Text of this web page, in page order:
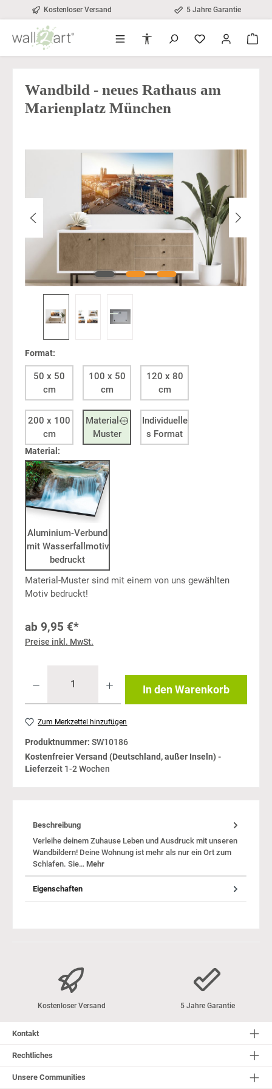
springenKostenloser Versand 5 Jahre Garantie
Werkzeugleiste anzeigen
Wandbild - neues Rathaus am
Marienplatz München
Bildergalerie überspringen
ab 9,95 €*
Preise inkl. MwSt.
Format:
50 x 50
cm
100 x 50
cm
120 x 80
cm
200 x 100
cm
Material---
Muster
Individuelle
s Format
Material:
Aluminium-Verbund
mit Wasserfallmotiv
bedruckt
Material-Muster sind mit einem von uns gewählten
Motiv bedruckt!
In den Warenkorb
Zum Merkzettel hinzufügen
Produktnummer: SW10186
Kostenfreier Versand (Deutschland, außer Inseln) -
Lieferzeit 1-2 Wochen
Beschreibung
Verleihe deinem Zuhause Leben und Ausdruck mit unseren
Wandbildern! Deine Wohnung ist mehr als nur ein Ort zum
Schlafen. Sie… Mehr
Eigenschaften
Kostenloser Versand 5 Jahre Garantie
Kontakt
Rechtliches
Unsere Communities